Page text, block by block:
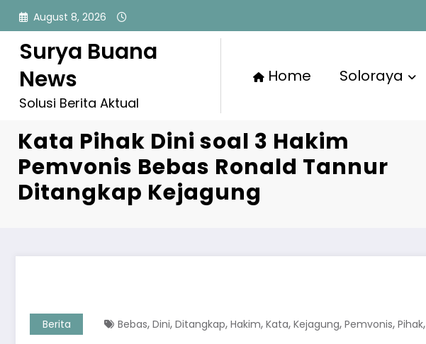
Skip
content
August 8, 2026
Surya Buana
News
Solusi Berita Aktual
Home Soloraya
Kata Pihak Dini soal 3 Hakim
Pemvonis Bebas Ronald Tannur
Ditangkap Kejagung
Berita Bebas, Dini, Ditangkap, Hakim, Kata, Kejagung, Pemvonis, Pihak,